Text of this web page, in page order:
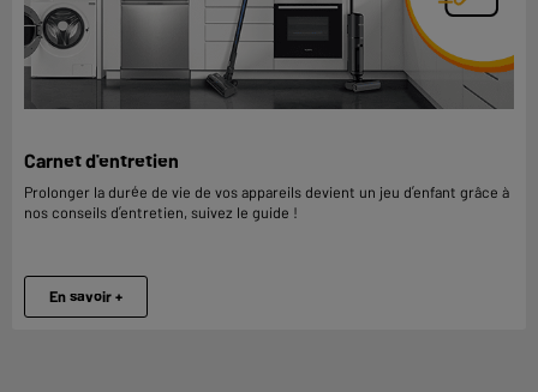
Carnet d'entretien
Prolonger la durée de vie de vos appareils devient un jeu d’enfant grâce à
nos conseils d’entretien, suivez le guide !
En savoir +